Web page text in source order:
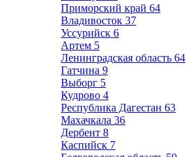
Приморский край 64
Владивосток 37
Уссурийск 6
Артем 5
Ленинградская область 64
Гатчина 9
Выборг 5
Кудрово 4
Республика Дагестан 63
Махачкала 36
Дербент 8
Каспийск 7